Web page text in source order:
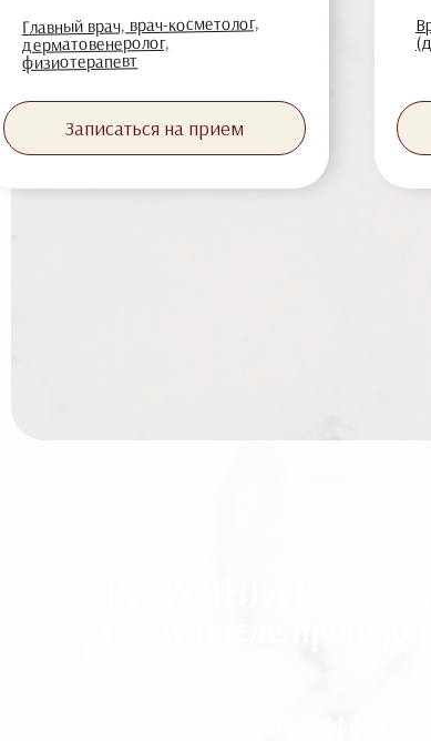
Главный врач, врач-косметолог,
дерматовенеролог,
физиотерапевт
Записаться на прием